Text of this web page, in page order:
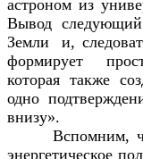
астроном из
Вывод следующий:
Земли и,
формирует
которая также
одно
внизу».
Вспомним, что
энергетическое